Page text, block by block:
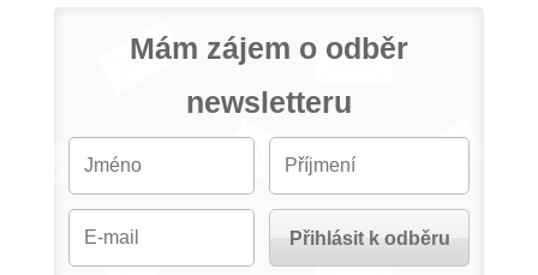
Mám zájem o odběr
newsletteru